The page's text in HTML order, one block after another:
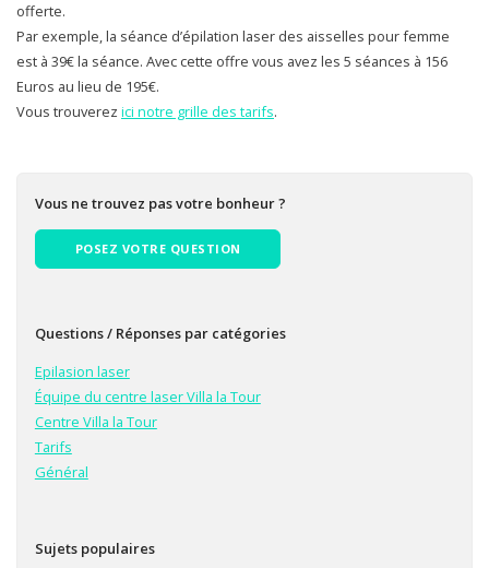
offerte.
Par exemple, la séance d’épilation laser des aisselles pour femme
est à 39€ la séance. Avec cette offre vous avez les 5 séances à 156
Euros au lieu de 195€.
Vous trouverez ici notre grille des tarifs.
Vous ne trouvez pas votre bonheur ?
POSEZ VOTRE QUESTION
Questions / Réponses par catégories
Epilasion laser
Équipe du centre laser Villa la Tour
Centre Villa la Tour
Tarifs
Général
Sujets populaires